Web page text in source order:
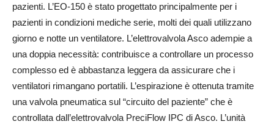
pazienti. L’EO-150 è stato progettato principalmente per i
pazienti in condizioni mediche serie, molti dei quali utilizzano
giorno e notte un ventilatore. L’elettrovalvola Asco adempie a
una doppia necessità: contribuisce a controllare un processo
complesso ed è abbastanza leggera da assicurare che i
ventilatori rimangano portatili. L’espirazione è ottenuta tramite
una valvola pneumatica sul “circuito del paziente” che è
controllata dall’elettrovalvola PreciFlow IPC di Asco. L’unità